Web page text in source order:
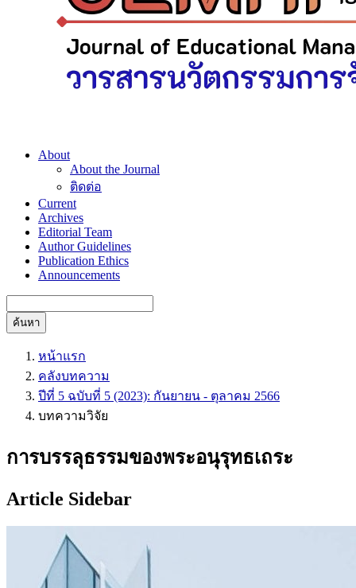
About
About the Journal
ติดต่อ
Current
Archives
Editorial Team
Author Guidelines
Publication Ethics
Announcements
ค้นหา
หน้าแรก
คลังบทความ
ปีที่ 5 ฉบับที่ 5 (2023): กันยายน - ตุลาคม 2566
บทความวิจัย
การบรรลุธรรมของพระอนุรุทธเถระ
Article Sidebar